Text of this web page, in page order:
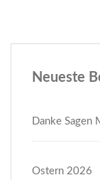
Neueste
Danke
Ostern 2026